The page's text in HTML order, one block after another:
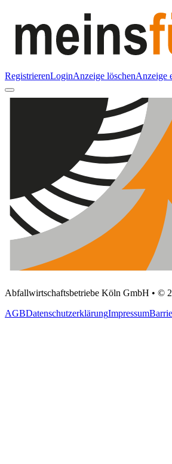
RegistrierenLoginAnzeige löschenAnzeige
Abfallwirtschaftsbetriebe Köln GmbH • ©
AGBDatenschutzerklärungImpressum